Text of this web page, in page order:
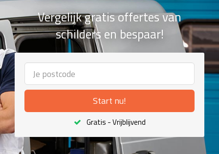
Vergelijk gratis offertes van
schilders en bespaar!
Start nu!
Gratis - Vrijblijvend